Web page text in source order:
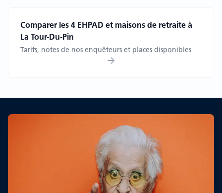
Comparer les 4 EHPAD et maisons de retraite à
La Tour-Du-Pin
Tarifs, notes de nos enquêteurs et places disponibles